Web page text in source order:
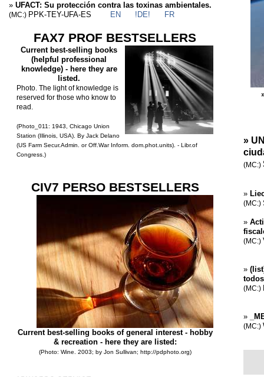
» UFACT: Su protección contra las toxinas ambientales.
(MC:) PPK-TEY-UFA-ES EN !DE! FR
FAX7 PROF BESTSELLERS
Current best-selling books
(helpful professional
knowledge) - here they are
listed.
Photo. The light of knowledge is
reserved for those who know to
read.
(Photo_011: 1943, Chicago Union
Station (Illinois, USA). By Jack Delano
(US Farm Secur.Admin. or Off.War Inform. dom.phot.units). - Libr.of
Congress.)
CIV7 PERSO BESTSELLERS
Current best-selling books of general interest - hobby
& recreation - here they are listed:
(Photo: Wine. 2003; by Jon Sullivan; http://pdphoto.org)
»
(MC:)
»
(MC:)
»
(MC:)
»
(MC:)
»
(MC:)